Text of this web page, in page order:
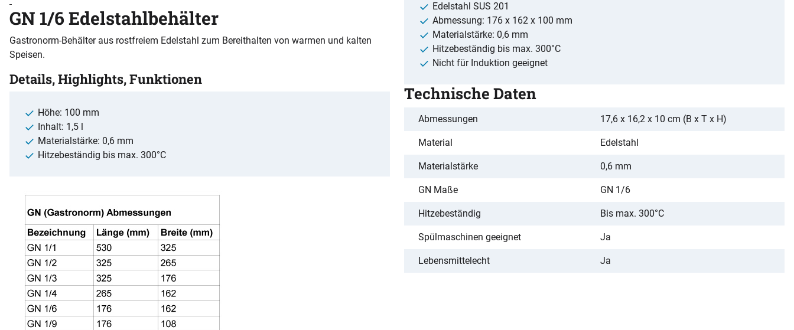
GN 1/6 Edelstahlbehälter
Gastronorm-Behälter aus rostfreiem Edelstahl zum Bereithalten von warmen und kalten
Speisen.
Details, Highlights, Funktionen
Höhe: 100 mm
Inhalt: 1,5 l
Materialstärke: 0,6 mm
Hitzebeständig bis max. 300°C
Edelstahl SUS 201
Abmessung: 176 x 162 x 100 mm
Materialstärke: 0,6 mm
Hitzebeständig bis max. 300°C
Nicht für Induktion geeignet
Technische Daten
Abmessungen 17,6 x 16,2 x 10 cm (B x T x H)
Material Edelstahl
Materialstärke 0,6 mm
GN Maße GN 1/6
Hitzebeständig Bis max. 300°C
Spülmaschinen geeignet Ja
Lebensmittelecht Ja